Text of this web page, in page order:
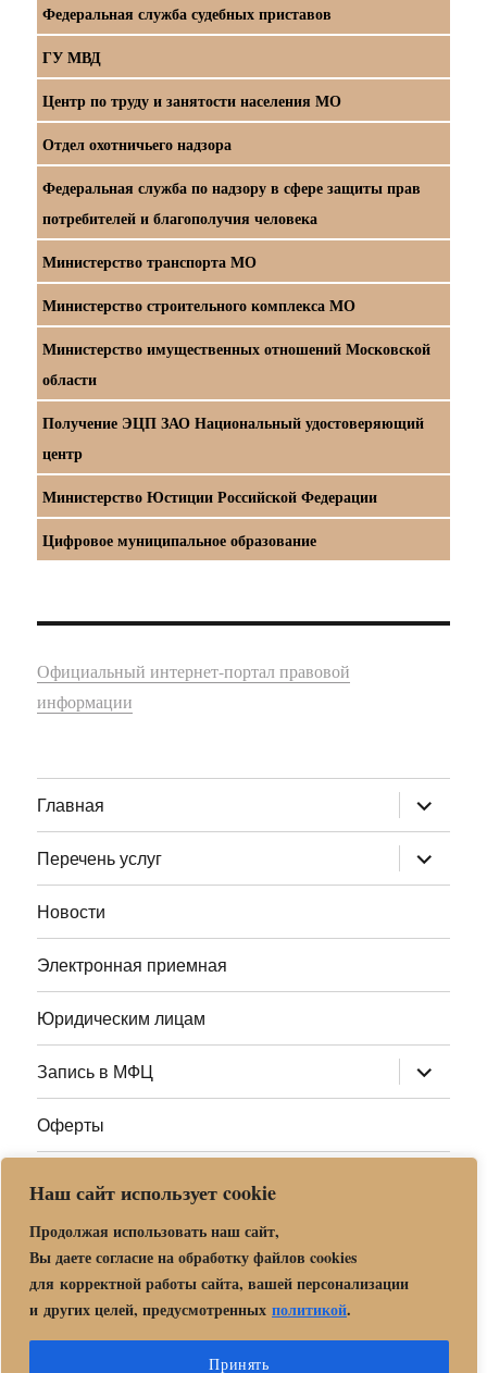
Наш сайт использует cookie
Продолжая использовать наш сайт,
Вы даете согласие на обработку файлов cookies
для корректной работы сайта, вашей персонализации
и других целей, предусмотренных политикой.
Принять
Федеральная служба судебных приставов
ГУ МВД
Центр по труду и занятости населения МО
Отдел охотничьего надзора
Федеральная служба по надзору в сфере защиты прав
потребителей и благополучия человека
Министерство транспорта МО
Министерство строительного комплекса МО
Министерство имущественных отношений Московской
области
Получение ЭЦП ЗАО Национальный удостоверяющий
центр
Министерство Юстиции Российской Федерации
Цифровое муниципальное образование
Официальный интернет-портал правовой
информации
Главная раскрыть
дочернее
меню
Перечень услуг
раскрыть
дочернее
меню
Новости
Электронная приемная
Юридическим лицам
Запись в МФЦ раскрыть
дочернее
меню
Оферты
Адреса МФЦ МО
документы» в г. о. Орехово-Зуево
Политика обработки и защиты персональных данных в «МБУ
МФЦ Орехово-Зуевского городского округа Московской области»